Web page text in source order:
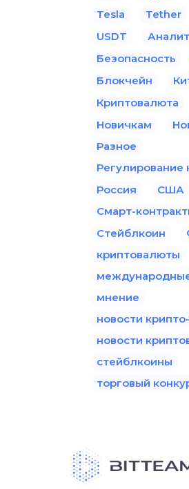
Tesla
Tether
USDT
Безопасность
Блокчейн
Криптовалюта
Новичкам
Разное
Регулирование
Россия
США
Смарт-
Стейблкоин
криптовалюты
мнение
новости
новости
стейблкоины
торговый